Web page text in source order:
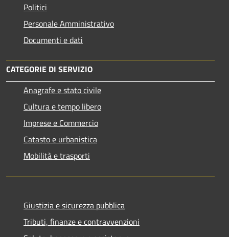
Politici
Personale Amministrativo
Documenti e dati
CATEGORIE DI SERVIZIO
Anagrafe e stato civile
Cultura e tempo libero
Imprese e Commercio
Catasto e urbanistica
Mobilità e trasporti
Giustizia e sicurezza pubblica
Tributi, finanze e contravvenzioni